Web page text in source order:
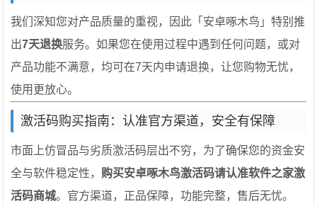
我们深知您对产品质量的重视，因此「安卓啄木鸟」特别推
出7天退换服务。如果您在使用过程中遇到任何问题，或对
产品功能不满意，均可在7天内申请退换，让您购物无忧，
使用更放心。
激活码购买指南：认准官方渠道，安全有保障
市面上仿冒品与劣质激活码层出不穷，为了确保您的资金安
全与软件稳定性， 购买安卓啄木鸟激活码请认准软件之家激
活码商城。官方渠道，正品保障，功能完整，售后无忧。